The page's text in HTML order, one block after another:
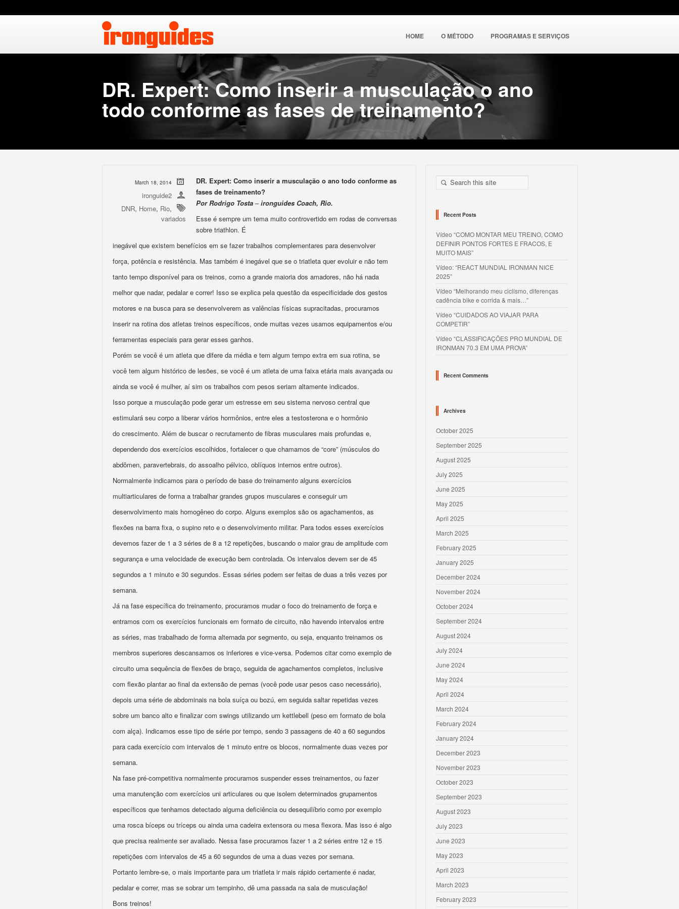
HOME O MÉTODO PROGRAMAS E SERVIÇOS
DR. Expert: Como inserir a musculação o ano
todo conforme as fases de treinamento?
March 18, 2014
ironguide2
DNR, Home, Rio,
variados
DR. Expert: Como inserir a musculação o ano todo conforme as
fases de treinamento?
Por Rodrigo Tosta –ironguides Coach, Rio.
Esse é sempre um tema muito controvertido em rodas de conversas
sobre triathlon. É
inegável que existem benefícios em se fazer trabalhos complementares para desenvolver
força, potência e resistência. Mas também é inegável que se o triatleta quer evoluir e não tem
tanto tempo disponível para os treinos, como a grande maioria dos amadores, não há nada
melhor que nadar, pedalar e correr! Isso se explica pela questão da especificidade dos gestos
motores e na busca para se desenvolverem as valências físicas supracitadas, procuramos
inserir na rotina dos atletas treinos específicos, onde muitas vezes usamos equipamentos e/ou
ferramentas especiais para gerar esses ganhos.
Porém se você é um atleta que difere da média e tem algum tempo extra em sua rotina, se
você tem algum histórico de lesões, se você é um atleta de uma faixa etária mais avançada ou
ainda se você é mulher, aí sim os trabalhos com pesos seriam altamente indicados.
Isso porque a musculação pode gerar um estresse em seu sistema nervoso central que
estimulará seu corpo a liberar vários hormônios, entre eles a testosterona e o hormônio
do crescimento. Além de buscar o recrutamento de fibras musculares mais profundas e,
dependendo dos exercícios escolhidos, fortalecer o que chamamos de “core” (músculos do
abdômen, paravertebrais, do assoalho pélvico, oblíquos internos entre outros).
Normalmente indicamos para o período de base do treinamento alguns exercícios
multiarticulares de forma a trabalhar grandes grupos musculares e conseguir um
desenvolvimento mais homogêneo do corpo. Alguns exemplos são os agachamentos, as
flexões na barra fixa, o supino reto e o desenvolvimento militar. Para todos esses exercícios
devemos fazer de 1 a 3 séries de 8 a 12 repetições, buscando o maior grau de amplitude com
segurança e uma velocidade de execução bem controlada. Os intervalos devem ser de 45
segundos a 1 minuto e 30 segundos. Essas séries podem ser feitas de duas a três vezes por
semana.
Já na fase específica do treinamento, procuramos mudar o foco do treinamento de força e
entramos com os exercícios funcionais em formato de circuito, não havendo intervalos entre
as séries, mas trabalhado de forma alternada por segmento, ou seja, enquanto treinamos os
membros superiores descansamos os inferiores e vice-versa. Podemos citar como exemplo de
circuito uma sequência de flexões de braço, seguida de agachamentos completos, inclusive
com flexão plantar ao final da extensão de pernas (você pode usar pesos caso necessário),
depois uma série de abdominais na bola suíça ou bozú, em seguida saltar repetidas vezes
sobre um banco alto e finalizar com swings utilizando um kettlebell (peso em formato de bola
com alça). Indicamos esse tipo de série por tempo, sendo 3 passagens de 40 a 60 segundos
para cada exercício com intervalos de 1 minuto entre os blocos, normalmente duas vezes por
semana.
Na fase pré-competitiva normalmente procuramos suspender esses treinamentos, ou fazer
uma manutenção com exercícios uni articulares ou que isolem determinados grupamentos
específicos que tenhamos detectado alguma deficiência ou desequilíbrio como por exemplo
uma rosca bíceps ou tríceps ou ainda uma cadeira extensora ou mesa flexora. Mas isso é algo
que precisa realmente ser avaliado. Nessa fase procuramos fazer 1 a 2 séries entre 12 e 15
repetições com intervalos de 45 a 60 segundos de uma a duas vezes por semana.
Portanto lembre-se, o mais importante para um triatleta ir mais rápido certamente é nadar,
pedalar e correr, mas se sobrar um tempinho, dê uma passada na sala de musculação!
Bons treinos!
Recent Posts
Vídeo “COMO MONTAR MEU TREINO, COMO
DEFINIR PONTOS FORTES E FRACOS, E
MUITO MAIS”
Vídeo: “REACT MUNDIAL IRONMAN NICE
2025”
Vídeo “Melhorando meu ciclismo, diferenças
cadência bike e corrida & mais…”
Vídeo “CUIDADOS AO VIAJAR PARA
COMPETIR”
Vídeo “CLASSIFICAÇÕES PRO MUNDIAL DE
IRONMAN 70.3 EM UMA PROVA”
Recent Comments
Archives
October 2025
September 2025
August 2025
July 2025
June 2025
May 2025
April 2025
March 2025
February 2025
January 2025
December 2024
November 2024
October 2024
September 2024
August 2024
July 2024
June 2024
May 2024
April 2024
March 2024
February 2024
January 2024
December 2023
November 2023
October 2023
September 2023
August 2023
July 2023
June 2023
May 2023
April 2023
March 2023
February 2023